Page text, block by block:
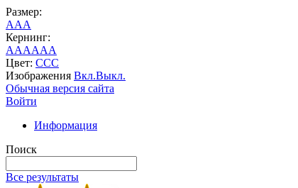
Размер:
AAA
Кернинг:
AAAAAA
Цвет: CCC
Изображения Вкл.Выкл.
Обычная версия сайта
Войти
Информация
Поиск
Все результаты